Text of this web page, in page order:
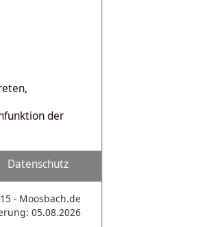
der
Datenschutz
- Moosbach.de
05.08.2026